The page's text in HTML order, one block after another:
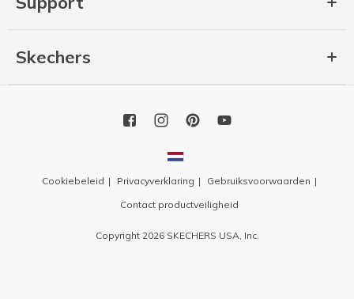
Skechers
Cookiebeleid Privacyverklaring
Gebruiksvoorwaarden
Contact productveiligheid
Copyright 2026 SKECHERS USA, Inc.